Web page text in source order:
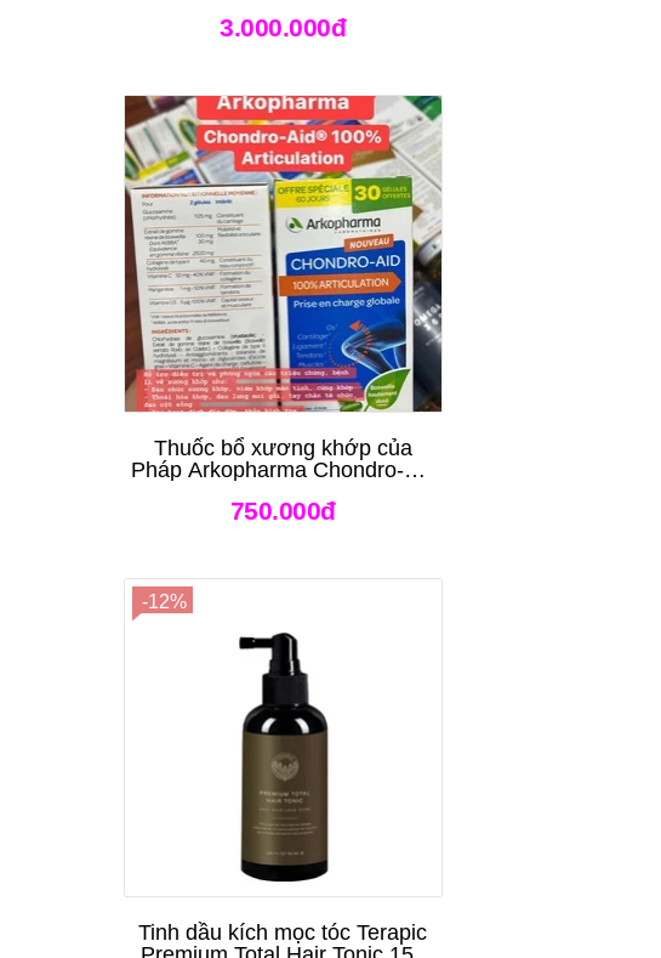
Mask
3.000.000đ
Thuốc bổ xương khớp của
Pháp Arkopharma Chondro-Aid
750.000đ
-12%
Tinh dầu kích mọc tóc Terapic